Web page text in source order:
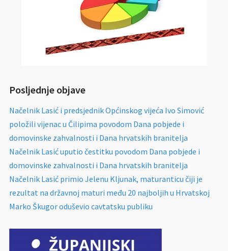
Posljednje objave
Načelnik Lasić i predsjednik Općinskog vijeća Ivo Simović
položili vijenac u Čilipima povodom Dana pobjede i
domovinske zahvalnosti i Dana hrvatskih branitelja
Načelnik Lasić uputio čestitku povodom Dana pobjede i
domovinske zahvalnosti i Dana hrvatskih branitelja
Načelnik Lasić primio Jelenu Kljunak, maturanticu čiji je
rezultat na državnoj maturi među 20 najboljih u Hrvatskoj
Marko Škugor oduševio cavtatsku publiku